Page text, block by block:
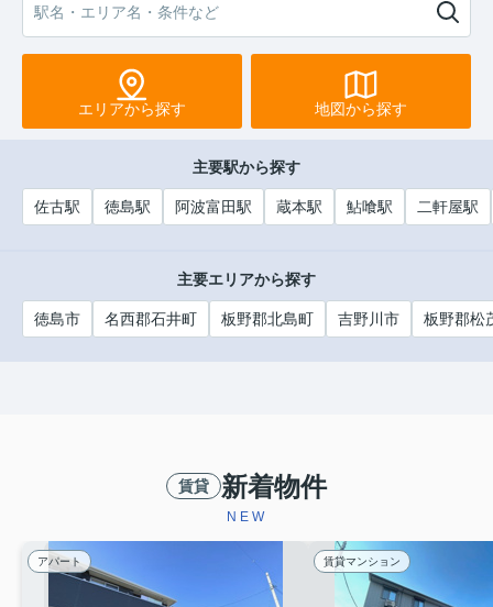
エリアから探す 地図から探す
主要駅から探す
佐古駅 徳島駅 阿波富田駅 蔵本駅 鮎喰駅 二軒屋駅
主要エリアから探す
徳島市 名西郡石井町 板野郡北島町 吉野川市 板野郡松
賃貸 新着物件
NEW
アパート 賃貸マンション